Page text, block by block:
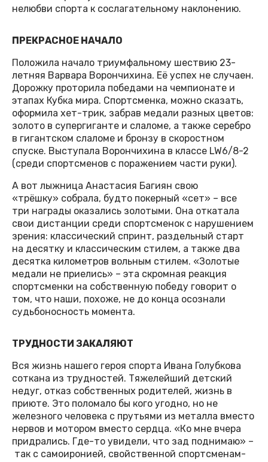
нелюбви спорта к сослагательному наклонению.
ПРЕКРАСНОЕ НАЧАЛО
Положила начало триумфальному шествию 23-
летняя Варвара Ворончихина. Её успех не случаен.
Дорожку проторила победами на чемпионате и
этапах Кубка мира. Спортсменка, можно сказать,
оформила хет-трик, забрав медали разных цветов:
золото в супергиганте и слаломе, а также серебро
в гигантском слаломе и бронзу в скоростном
спуске. Выступала Ворончихина в классе LW6/8-2
(среди спортсменов с поражением части руки).
А вот лыжница Анастасия Багиян свою
«трёшку» собрала, будто покерный «сет» – все
три награды оказались золотыми. Она откатала
свои дистанции среди спортсменок с нарушением
зрения: классический спринт, раздельный старт
на десятку и классическим стилем, а также два
десятка километров вольным стилем. «Золотые
медали не приелись» – эта скромная реакция
спортсменки на собственную победу говорит о
том, что наши, похоже, не до конца осознали
судьбоносность момента.
ТРУДНОСТИ ЗАКАЛЯЮТ
Вся жизнь нашего героя спорта Ивана Голубкова
соткана из трудностей. Тяжелейший детский
недуг, отказ собственных родителей, жизнь в
приюте. Это поломало бы кого угодно, но не
железного человека с прутьями из металла вместо
нервов и мотором вместо сердца. «Ко мне вчера
придрались. Где-то увидели, что зад поднимаю» –
так с самоиронией, свойственной спортсменам-